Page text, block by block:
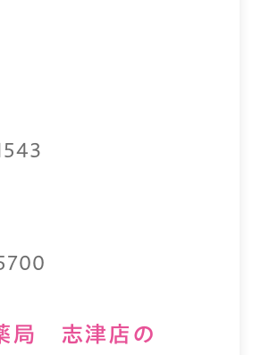
局 志津店の